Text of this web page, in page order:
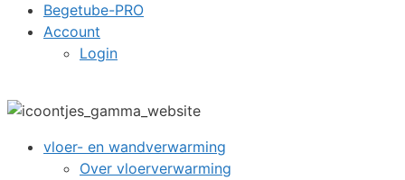
Begetube-PRO
Account
Login
vloer- en wandverwarming
Over vloerverwarming